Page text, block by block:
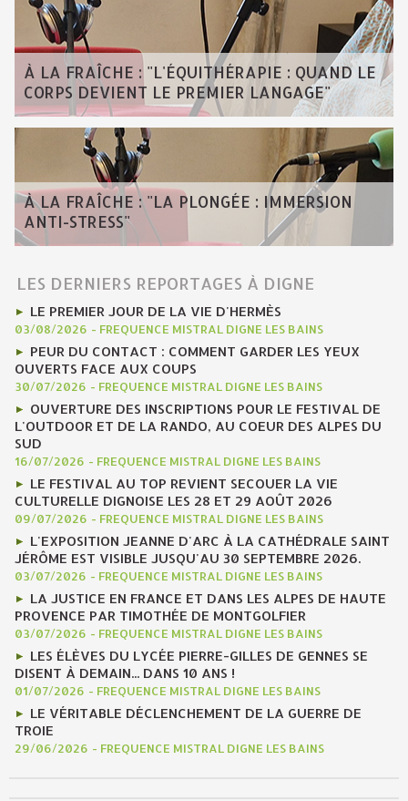
À LA FRAÎCHE : "L'ÉQUITHÉRAPIE : QUAND LE
CORPS DEVIENT LE PREMIER LANGAGE"
À LA FRAÎCHE : "LA PLONGÉE : IMMERSION
ANTI-STRESS"
LES DERNIERS REPORTAGES À DIGNE
LE PREMIER JOUR DE LA VIE D'HERMÈS
03/08/2026 - FREQUENCE MISTRAL DIGNE LES BAINS
PEUR DU CONTACT : COMMENT GARDER LES YEUX
OUVERTS FACE AUX COUPS
30/07/2026 - FREQUENCE MISTRAL DIGNE LES BAINS
OUVERTURE DES INSCRIPTIONS POUR LE FESTIVAL DE
L'OUTDOOR ET DE LA RANDO, AU COEUR DES ALPES DU
SUD
16/07/2026 - FREQUENCE MISTRAL DIGNE LES BAINS
LE FESTIVAL AU TOP REVIENT SECOUER LA VIE
CULTURELLE DIGNOISE LES 28 ET 29 AOÛT 2026
09/07/2026 - FREQUENCE MISTRAL DIGNE LES BAINS
L'EXPOSITION JEANNE D'ARC À LA CATHÉDRALE SAINT
JÉRÔME EST VISIBLE JUSQU'AU 30 SEPTEMBRE 2026.
03/07/2026 - FREQUENCE MISTRAL DIGNE LES BAINS
LA JUSTICE EN FRANCE ET DANS LES ALPES DE HAUTE
PROVENCE PAR TIMOTHÉE DE MONTGOLFIER
03/07/2026 - FREQUENCE MISTRAL DIGNE LES BAINS
LES ÉLÈVES DU LYCÉE PIERRE-GILLES DE GENNES SE
DISENT À DEMAIN... DANS 10 ANS !
01/07/2026 - FREQUENCE MISTRAL DIGNE LES BAINS
LE VÉRITABLE DÉCLENCHEMENT DE LA GUERRE DE
TROIE
29/06/2026 - FREQUENCE MISTRAL DIGNE LES BAINS